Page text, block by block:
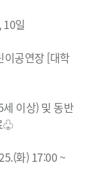
10일
이공연장 [대학
이상) 및 동반
♧
화) 17:00 ~